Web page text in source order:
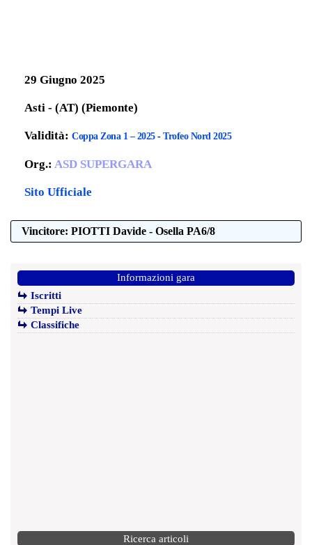
29 Giugno 2025
Asti - (AT) (Piemonte)
Validità: Coppa Zona 1 – 2025- Trofeo Nord 2025
Org.: ASD SUPERGARA
Sito Ufficiale
Vincitore: PIOTTI Davide - Osella PA6/8
Informazioni gara
Iscritti
Tempi Live
Classifiche
Ricerca articoli